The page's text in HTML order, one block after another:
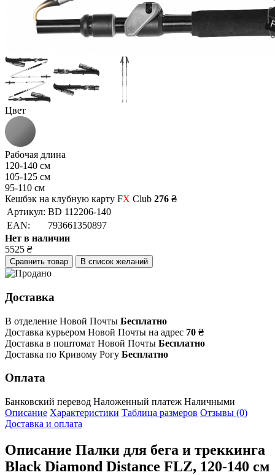
Цвет
Рабочая длина
120-140 см
105-125 см
95-110 см
Кешбэк на клубную карту FX Club 276 ₴
Артикул: BD 112206-140
EAN:
793661350897
Нет в наличии
5525 ₴
Сравнить товар В список желаний
Доставка
В отделение Новой Почты Бесплатно
Доставка курьером Новой Почты на адрес 70 ₴
Доставка в поштомат Новой Почты Бесплатно
Доставка по Кривому Рогу Бесплатно
Оплата
Банковский перевод Наложенный платеж Наличными
Описание Характеристики Таблица размеров Отзывы (0)
Доставка и оплата
Описание Палки для бега и треккинга
Black Diamond Distance FLZ, 120-140 см